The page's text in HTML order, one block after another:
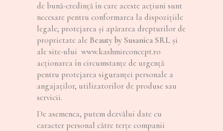
de bună-credinţă în care aceste acţiuni sunt
necesare pentru conformarea la dispoziţiile
legale; protejarea şi apărarea drepturilor de
proprietate ale Beauty by Susanica SRL şi
ale site-ului www.kashmirconcept.ro
acţionarea în circumstanţe de urgenţă
pentru protejarea siguranţei personale a
angajaţilor, utilizatorilor de produse sau
servicii.
De asemenea, putem dezvălui date cu
caracter personal către terțe companii